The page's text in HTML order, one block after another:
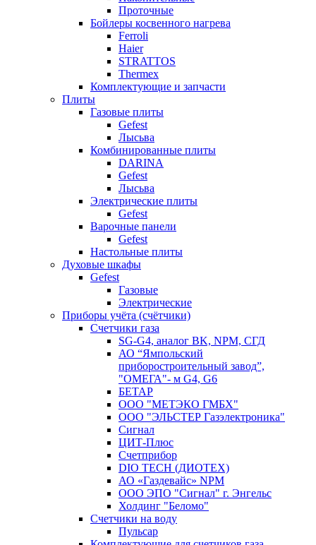
Проточные
Бойлеры косвенного нагрева
Ferroli
Haier
STRATTOS
Thermex
Комплектующие и запчасти
Плиты
Газовые плиты
Gefest
Лысьва
Комбинированные плиты
DARINA
Gefest
Лысьва
Электрические плиты
Gefest
Варочные панели
Gefest
Настольные плиты
Духовые шкафы
Gefest
Газовые
Электрические
Приборы учёта (счётчики)
Счетчики газа
SG-G4, аналог BK, NPM, СГД
АО “Ямпольский
приборостроительный завод”,
"ОМЕГА"- м G4, G6
БЕТАР
ООО "МЕТЭКО ГМБХ"
ООО "ЭЛЬСТЕР Газэлектроника"
Сигнал
ЦИТ-Плюс
Счетприбор
DIO TECH (ДИОТЕХ)
АО «Газдевайс» NPM
ООО ЭПО "Сигнал" г. Энгельс
Холдинг "Беломо"
Счетчики на воду
Пульсар